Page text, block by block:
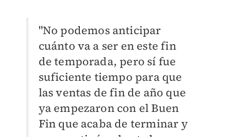
"No podemos anticipar
cuánto va a ser en este fin
de temporada, pero sí fue
suficiente tiempo para que
las ventas de fin de año que
ya empezaron con el Buen
Fin que acaba de terminar y